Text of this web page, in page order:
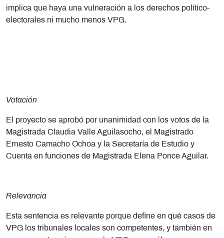
implica que haya una vulneración a los derechos político-
electorales ni mucho menos VPG.
Votación
El proyecto se aprobó por unanimidad con los votos de la
Magistrada Claudia Valle Aguilasocho, el Magistrado
Ernesto Camacho Ochoa y la Secretaría de Estudio y
Cuenta en funciones de Magistrada Elena Ponce Aguilar.
Relevancia
Esta sentencia es relevante porque define en qué casos de
VPG los tribunales locales son competentes, y también en